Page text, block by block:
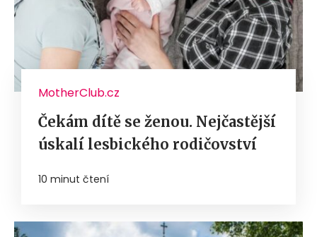
MotherClub.cz
Čekám dítě se ženou. Nejčastější
úskalí lesbického rodičovství
10 minut čtení